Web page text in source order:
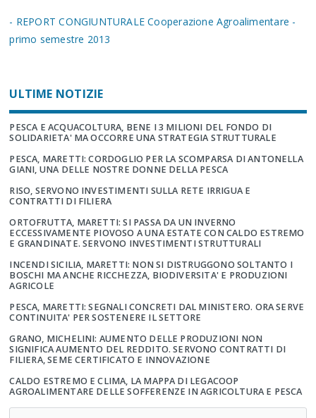
- REPORT CONGIUNTURALE Cooperazione Agroalimentare -
primo semestre 2013
ULTIME NOTIZIE
PESCA E ACQUACOLTURA, BENE I 3 MILIONI DEL FONDO DI
SOLIDARIETA' MA OCCORRE UNA STRATEGIA STRUTTURALE
PESCA, MARETTI: CORDOGLIO PER LA SCOMPARSA DI ANTONELLA
GIANI, UNA DELLE NOSTRE DONNE DELLA PESCA
RISO, SERVONO INVESTIMENTI SULLA RETE IRRIGUA E
CONTRATTI DI FILIERA
ORTOFRUTTA, MARETTI: SI PASSA DA UN INVERNO
ECCESSIVAMENTE PIOVOSO A UNA ESTATE CON CALDO ESTREMO
E GRANDINATE. SERVONO INVESTIMENTI STRUTTURALI
INCENDI SICILIA, MARETTI: NON SI DISTRUGGONO SOLTANTO I
BOSCHI MA ANCHE RICCHEZZA, BIODIVERSITA' E PRODUZIONI
AGRICOLE
PESCA, MARETTI: SEGNALI CONCRETI DAL MINISTERO. ORA SERVE
CONTINUITA' PER SOSTENERE IL SETTORE
GRANO, MICHELINI: AUMENTO DELLE PRODUZIONI NON
SIGNIFICA AUMENTO DEL REDDITO. SERVONO CONTRATTI DI
FILIERA, SEME CERTIFICATO E INNOVAZIONE
CALDO ESTREMO E CLIMA, LA MAPPA DI LEGACOOP
AGROALIMENTARE DELLE SOFFERENZE IN AGRICOLTURA E PESCA